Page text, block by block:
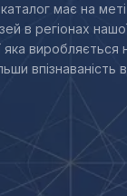
каталог має на
в регіонах
яка виробляється
впізнаваність